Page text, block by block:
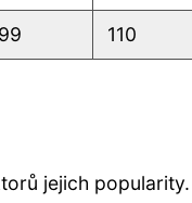
110
jejich popularity.